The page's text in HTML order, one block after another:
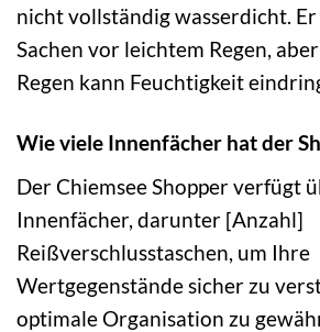
nicht vollständig wasserdicht.
Sachen vor leichtem Regen,
Regen kann Feuchtigkeit
Wie viele Innenfächer hat der
Der Chiemsee Shopper verfügt
Innenfächer, darunter [Anzahl]
Reißverschlusstaschen, um Ihre
Wertgegenstände sicher zu
optimale Organisation zu